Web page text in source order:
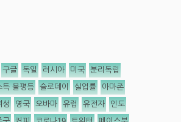
구글 독일 러시아 미국 분리독립
득 불평등 슬로데이 실업률 아마존
성 영국 오바마 유럽 유전자 인도